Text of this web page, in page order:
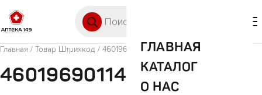
ГЛАВНАЯ
КАТАЛОГ
О НАС
Главная / Товар Штрихкод / 4601969011425
4601969011425